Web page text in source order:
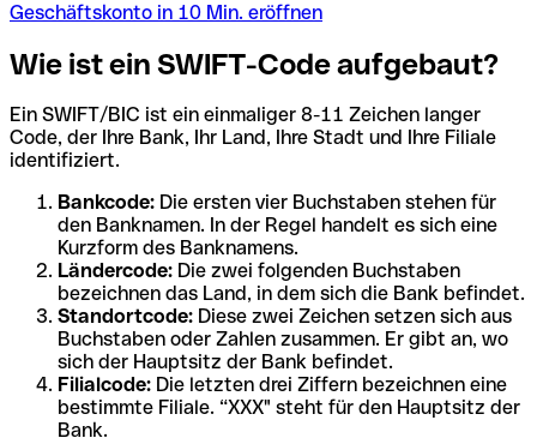
Geschäftskonto in 10 Min. eröffnen
Wie ist ein SWIFT-Code aufgebaut?
Ein SWIFT/BIC ist ein einmaliger 8-11 Zeichen langer
Code, der Ihre Bank, Ihr Land, Ihre Stadt und Ihre Filiale
identifiziert.
Bankcode: Die ersten vier Buchstaben stehen für
den Banknamen. In der Regel handelt es sich eine
Kurzform des Banknamens.
Ländercode: Die zwei folgenden Buchstaben
bezeichnen das Land, in dem sich die Bank befindet.
Standortcode: Diese zwei Zeichen setzen sich aus
Buchstaben oder Zahlen zusammen. Er gibt an, wo
sich der Hauptsitz der Bank befindet.
Filialcode: Die letzten drei Ziffern bezeichnen eine
bestimmte Filiale. “XXX" steht für den Hauptsitz der
Bank.